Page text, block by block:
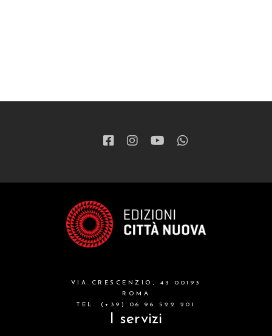
VIA CRESCENZIO, 43 00193
ROMA
TEL. (+39) 06 96 522 201
I servizi